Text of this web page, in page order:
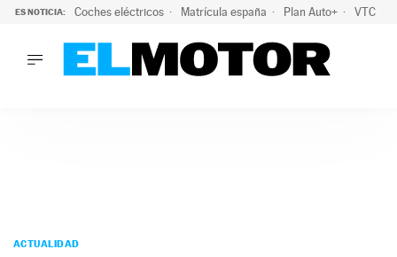
ES NOTICIA: Coches eléctricos Matrícula españa Plan Auto+ VTC
PODCAST
ACTUALIDAD